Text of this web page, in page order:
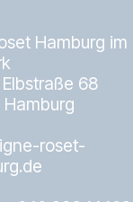
Hamburg im
68
roset-